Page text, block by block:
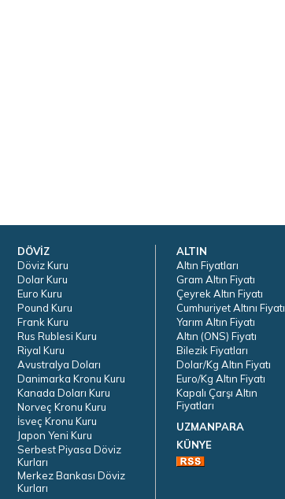
DÖVİZ
Döviz Kuru
Dolar Kuru
Euro Kuru
Pound Kuru
Frank Kuru
Rus Rublesi Kuru
Riyal Kuru
Avustralya Doları
Danimarka Kronu Kuru
Kanada Doları Kuru
Norveç Kronu Kuru
İsveç Kronu Kuru
Japon Yeni Kuru
Serbest Piyasa Döviz
Kurları
Merkez Bankası Döviz
Kurları
ALTIN
Altın Fiyatları
Gram Altın Fiyatı
Çeyrek Altın Fiyatı
Cumhuriyet Altını Fiyatı
Yarım Altın Fiyatı
Altın (ONS) Fiyatı
Bilezik Fiyatları
Dolar/Kg Altın Fiyatı
Euro/Kg Altın Fiyatı
Kapalı Çarşı Altın
Fiyatları
UZMANPARA
KÜNYE